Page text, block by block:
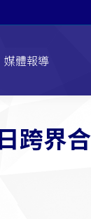
媒體報導
跨界